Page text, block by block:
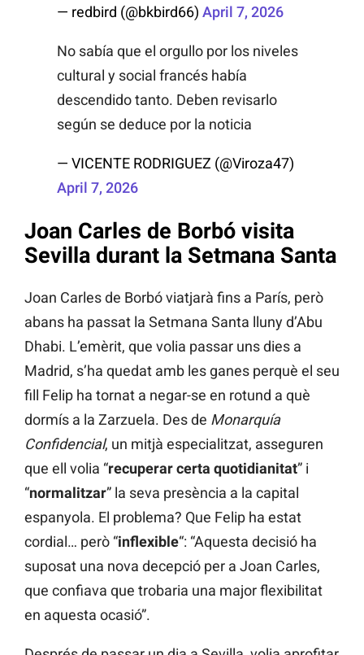
— redbird (@bkbird66) April 7, 2026
No sabía que el orgullo por los niveles
cultural y social francés había
descendido tanto. Deben revisarlo
según se deduce por la noticia
— VICENTE RODRIGUEZ (@Viroza47)
April 7, 2026
Joan Carles de Borbó visita
Sevilla durant la Setmana Santa
Joan Carles de Borbó viatjarà fins a París, però
abans ha passat la Setmana Santa lluny d’Abu
Dhabi. L’emèrit, que volia passar uns dies a
Madrid, s’ha quedat amb les ganes perquè el seu
fill Felip ha tornat a negar-se en rotund a què
dormís a la Zarzuela. Des de Monarquía
Confidencial, un mitjà especialitzat, asseguren
que ell volia “recuperar certa quotidianitat” i
“normalitzar” la seva presència a la capital
espanyola. El problema? Que Felip ha estat
cordial… però “inflexible“: “Aquesta decisió ha
suposat una nova decepció per a Joan Carles,
que confiava que trobaria una major flexibilitat
en aquesta ocasió”.